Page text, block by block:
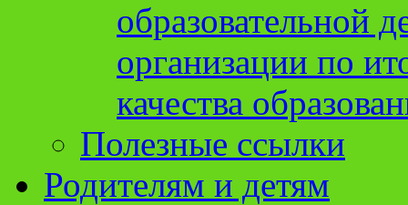
образовательной
организации по
качества
Полезные ссылки
Родителям и детям